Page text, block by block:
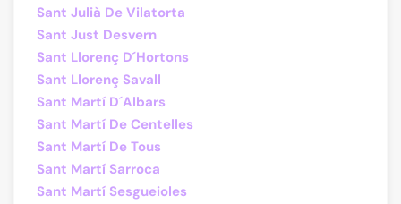
Sant Julià De Vilatorta
Sant Just Desvern
Sant Llorenç D´Hortons
Sant Llorenç Savall
Sant Martí D´Albars
Sant Martí De Centelles
Sant Martí De Tous
Sant Martí Sarroca
Sant Martí Sesgueioles